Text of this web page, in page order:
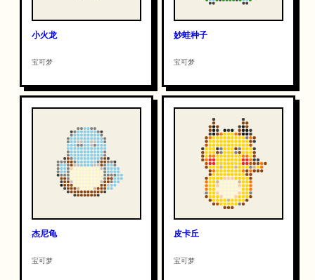
小火龙
宝可梦
妙蛙种子
宝可梦
杰尼龟
宝可梦
皮卡丘
宝可梦